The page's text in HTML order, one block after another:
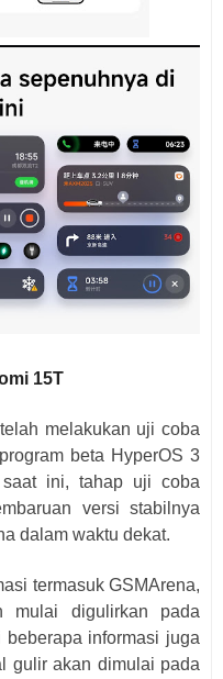
15T
melakukan uji coba
beta HyperOS 3
ini, tahap uji coba
versi stabilnya
dalam waktu dekat.
termasuk GSMArena,
mulai digulirkan pada
informasi juga
gulir akan dimulai pada